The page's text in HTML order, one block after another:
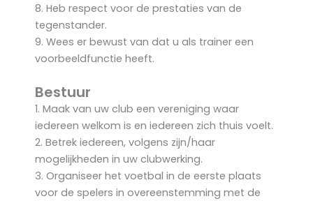
8. Heb respect voor de prestaties van de
tegenstander.
9. Wees er bewust van dat u als trainer een
voorbeeldfunctie heeft.
Bestuur
1. Maak van uw club een vereniging waar
iedereen welkom is en iedereen zich thuis voelt.
2. Betrek iedereen, volgens zijn/haar
mogelijkheden in uw clubwerking.
3. Organiseer het voetbal in de eerste plaats
voor de spelers in overeenstemming met de